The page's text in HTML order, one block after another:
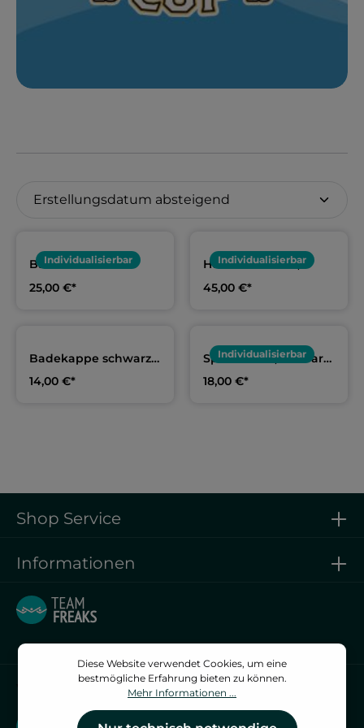
Individualisierbar
Baumwollshirt
& Kids | Berolina Cup
25,00 €*
Individualisierbar
Hoodie schwarz,
Berolina Cup 2026
45,00 €*
Badekappe schwarz |
14,00 €*
Individualisierbar
Sportbeutel, schwarz
18,00 €*
Vertrag widerrufen
Shop Service
Informationen
Diese Website verwendet Cookies, um eine
bestmögliche Erfahrung bieten zu können.
Mehr Informationen ...